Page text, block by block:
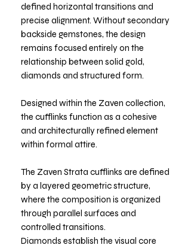
defined horizontal transitions and
precise alignment. Without secondary
backside gemstones, the design
remains focused entirely on the
relationship between solid gold,
diamonds and structured form.
Designed within the Zaven collection,
the cufflinks function as a cohesive
and architecturally refined element
within formal attire.
The Zaven Strata cufflinks are defined
by a layered geometric structure,
where the composition is organized
through parallel surfaces and
controlled transitions.
Diamonds establish the visual core